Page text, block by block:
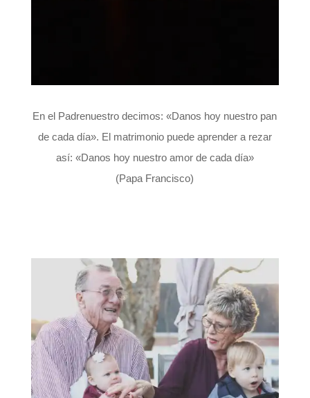
En el Padrenuestro decimos: «Danos hoy nuestro pan
de cada día». El matrimonio puede aprender a rezar
así: «Danos hoy nuestro amor de cada día»
(Papa Francisco)